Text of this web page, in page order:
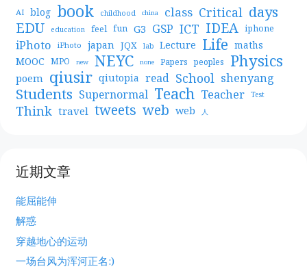
AI blog book childhood china class Critical days
EDU education feel fun G3 GSP ICT IDEA iphone
iPhoto iPhoto japan JQX lab Lecture Life maths
MOOC MPO new NEYC none Papers peoples Physics
poem qiusir qiutopia read School shenyang
Students Supernormal Teach Teacher Test
Think travel tweets web web 人
近期文章
能屈能伸
解惑
穿越地心的运动
一场台风为浑河正名:)